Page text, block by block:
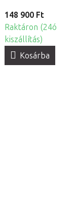
148 900 Ft
Raktáron (24ó
kiszállítás)
Kosárba